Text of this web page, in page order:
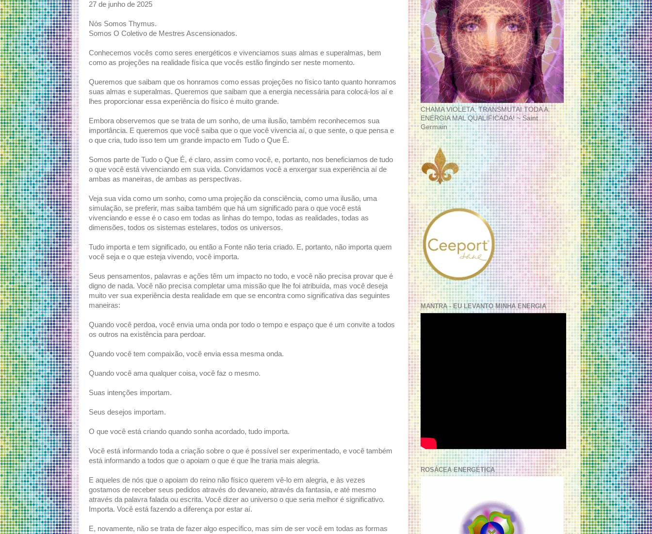
27 de junho de 2025
Nós Somos Thymus.
Somos O Coletivo de Mestres Ascensionados.
Conhecemos vocês como seres energéticos e vivenciamos suas almas e superalmas, bem
como as projeções na realidade física que vocês estão fingindo ser neste momento.
Queremos que saibam que os honramos como essas projeções no físico tanto quanto honramos
suas almas e superalmas. Queremos que saibam que a energia necessária para colocá-los aí e
lhes proporcionar essa experiência do físico é muito grande.
Embora observemos que se trata de um sonho, de uma ilusão, também reconhecemos sua
importância. E queremos que você saiba que o que você vivencia aí, o que sente, o que pensa e
o que cria, tudo isso tem um grande impacto em Tudo o Que É.
Somos parte de Tudo o Que É, é claro, assim como você, e, portanto, nos beneficiamos de tudo
o que você está vivenciando em sua vida. Convidamos você a enxergar sua experiência aí de
ambas as maneiras, de ambas as perspectivas.
Veja sua vida como um sonho, como uma projeção da consciência, como uma ilusão, uma
simulação, se preferir, mas saiba também que há um significado para o que você está
vivenciando e esse é o caso em todas as linhas do tempo, todas as realidades, todas as
dimensões, todos os sistemas estelares, todos os universos.
Tudo importa e tem significado, ou então a Fonte não teria criado. E, portanto, não importa quem
você seja e o que esteja vivendo, você importa.
Seus pensamentos, palavras e ações têm um impacto no todo, e você não precisa provar que é
digno de nada. Você não precisa completar uma missão que lhe foi atribuída, mas você deseja
muito ver sua experiência desta realidade em que se encontra como significativa das seguintes
maneiras:
Quando você perdoa, você envia uma onda por todo o tempo e espaço que é um convite a todos
os outros na existência para perdoar.
Quando você tem compaixão, você envia essa mesma onda.
Quando você ama qualquer coisa, você faz o mesmo.
Suas intenções importam.
Seus desejos importam.
O que você está criando quando sonha acordado, tudo importa.
Você está informando toda a criação sobre o que é possível ser experimentado, e você também
está informando a todos que o apoiam o que é que lhe traria mais alegria.
E aqueles de nós que o apoiam do reino não físico querem vê-lo em alegria, e às vezes
gostamos de receber seus pedidos através do devaneio, através da fantasia, e até mesmo
através da palavra falada ou escrita. Você dizer ao universo o que seria melhor é significativo.
Importa. Você está fazendo a diferença por estar aí.
E, novamente, não se trata de fazer algo específico, mas sim de ser você em todas as formas
CHAMA VIOLETA, TRANSMUTAI TODA A
ENERGIA MAL QUALIFICADA! ~ Saint
Germain
MANTRA - EU LEVANTO MINHA ENERGIA
ROSÁCEA ENERGÉTICA